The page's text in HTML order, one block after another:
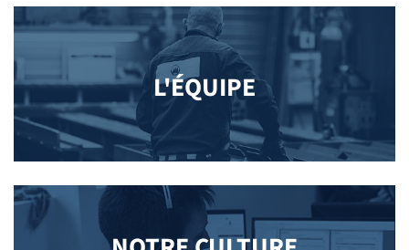
L'ÉQUIPE